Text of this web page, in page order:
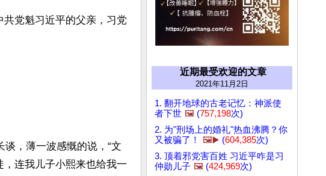
共党魁习近平的父亲，习党
，薄一波感慨的说，“文
连我儿子小熙来也给我一
近期最受欢迎的文章
2021年11月2日
1. 翻开地球的古老记忆：神派使
者下世 🖼️ (757,198次)
2. 为"刑场上的婚礼"热血沸腾？你
又被骗了！
🖼️▶️ (604,385次)
3. 顶着邪党害百姓 习近平咋是习
仲勋儿子 🖼️ (424,969次)